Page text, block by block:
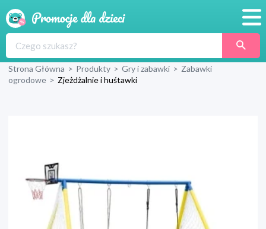
Produkty
Strona Główna > Produkty > Gry i zabawki > Zabawki
ogrodowe > Zjeżdżalnie i huśtawki